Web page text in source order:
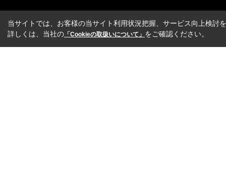
当サイトでは、お客様の当サイト利用状況把握、サービス向上検討
詳しくは、当社の 「Cookieの取扱いについて」 をご確認ください。